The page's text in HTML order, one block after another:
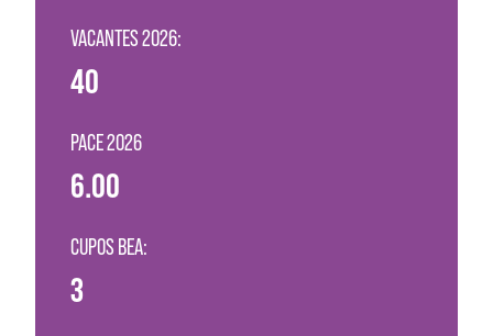
VACANTES 2026:
40
PACE 2026
6.00
CUPOS BEA:
3